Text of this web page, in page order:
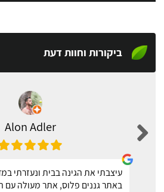
ביקורות וחוות דעת
Alon Adler
עיצבתי את הגינה בבית ונעזרתי
באתר גננים פלוס, אתר מעולה עם